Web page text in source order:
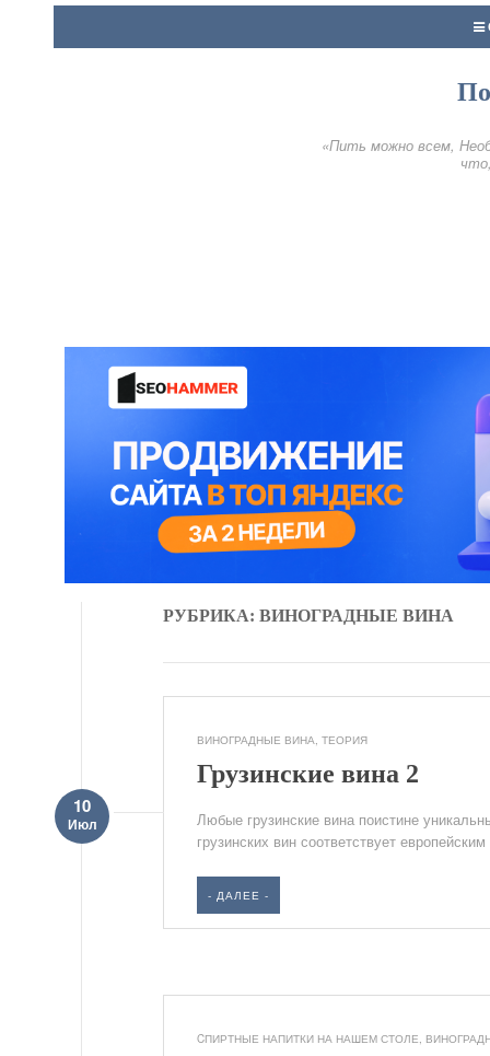
«Пить можно всем,
РУБРИКА: ВИНОГРАДНЫЕ ВИНА
ВИНОГРАДНЫЕ ВИНА ТЕОРИЯ
Грузинские вина 2
10
Июл
Любые грузинские вина поистине
грузинских вин соответствует
- ДАЛЕЕ -
CПИРТНЫЕ НАПИТКИ НА НАШЕМ СТОЛЕ